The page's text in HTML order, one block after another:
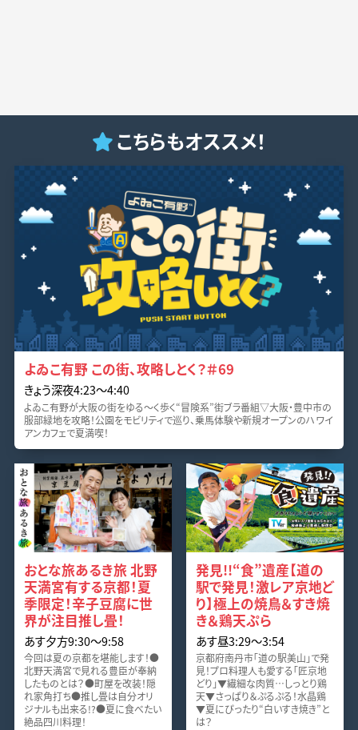
こちらもオススメ！
よゐこ有野 この街、攻略しとく？＃69
きょう深夜4:23〜4:40
よゐこ有野が大阪の街をゆる～く歩く“冒険系”街ブラ番組▽大阪・豊中市の
服部緑地を攻略！公園をモビリティで巡り、乗馬体験や新規オープンのハワイ
アンカフェで夏満喫！
おとな旅あるき旅 北野
天満宮有する京都！夏
季限定！辛子豆腐に世
界が注目推し畳！
あす夕方9:30〜9:58
今回は夏の京都を堪能します！●
北野天満宮で見れる豊臣が奉納
したものとは？●町屋を改装！隠
れ家角打ち●推し畳は自分オリ
ジナルも出来る!?●夏に食べたい
絶品四川料理！
発見!!“食”遺産【道の
駅で発見！激レア京地ど
り】極上の焼鳥＆すき焼
き＆鶏天ぷら
あす昼3:29〜3:54
京都府南丹市「道の駅美山」で発
見！プロ料理人も愛する「匠京地
どり」▼繊細な肉質…しっとり鶏
天▼さっぱり＆ぷるぷる！水晶鶏
▼夏にぴったり“白いすき焼き”と
は？